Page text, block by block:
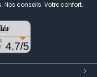
Nos conseils. Votre confort.